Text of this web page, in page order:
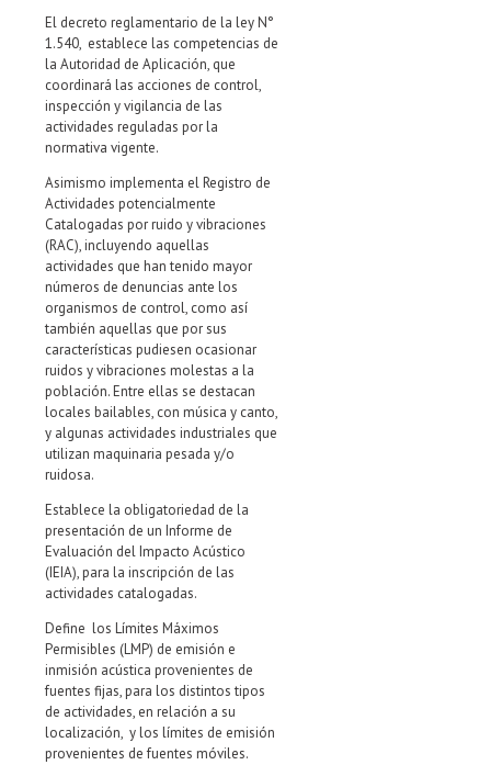
El decreto reglamentario de la ley N°
1.540, establece las competencias de
la Autoridad de Aplicación, que
coordinará las acciones de control,
inspección y vigilancia de las
actividades reguladas por la
normativa vigente.
Asimismo implementa el Registro de
Actividades potencialmente
Catalogadas por ruido y vibraciones
(RAC), incluyendo aquellas
actividades que han tenido mayor
números de denuncias ante los
organismos de control, como así
también aquellas que por sus
características pudiesen ocasionar
ruidos y vibraciones molestas a la
población. Entre ellas se destacan
locales bailables, con música y canto,
y algunas actividades industriales que
utilizan maquinaria pesada y/o
ruidosa.
Establece la obligatoriedad de la
presentación de un Informe de
Evaluación del Impacto Acústico
(IEIA), para la inscripción de las
actividades catalogadas.
Define los Límites Máximos
Permisibles (LMP) de emisión e
inmisión acústica provenientes de
fuentes fijas, para los distintos tipos
de actividades, en relación a su
localización, y los límites de emisión
provenientes de fuentes móviles.